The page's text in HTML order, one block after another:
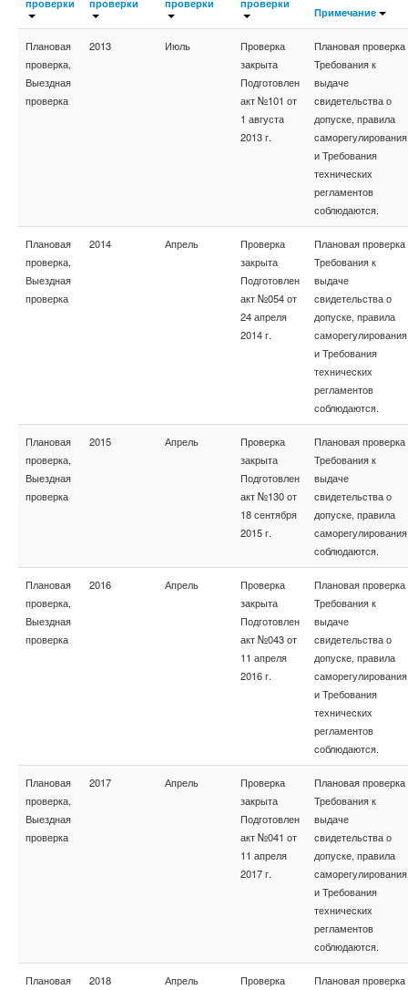
Примечание
Плановая
проверка,
Выездная
проверка
2013 Июль
Проверка
закрыта
Подготовлен
акт №101 от
1 августа
2013 г.
Плановая проверка
Требования к
выдаче
свидетельства о
допуске, правила
саморегулирования
и Требования
технических
регламентов
соблюдаются.
Плановая
проверка,
Выездная
проверка
2014 Апрель
Проверка
закрыта
Подготовлен
акт №054 от
24 апреля
2014 г.
Плановая проверка
Требования к
выдаче
свидетельства о
допуске, правила
саморегулирования
и Требования
технических
регламентов
соблюдаются.
Плановая
проверка,
Выездная
проверка
2015 Апрель
Проверка
закрыта
Подготовлен
акт №130 от
18 сентября
2015 г.
Плановая проверка
Требования к
выдаче
свидетельства о
допуске, правила
саморегулирования
соблюдаются.
Плановая
проверка,
Выездная
проверка
2016 Апрель
Проверка
закрыта
Подготовлен
акт №043 от
11 апреля
2016 г.
Плановая проверка
Требования к
выдаче
свидетельства о
допуске, правила
саморегулирования
и Требования
технических
регламентов
соблюдаются.
Плановая
проверка,
Выездная
проверка
2017 Апрель
Проверка
закрыта
Подготовлен
акт №041 от
11 апреля
2017 г.
Плановая проверка
Требования к
выдаче
свидетельства о
допуске, правила
саморегулирования
и Требования
технических
регламентов
соблюдаются.
Плановая
2018 Апрель
Проверка
Плановая проверка